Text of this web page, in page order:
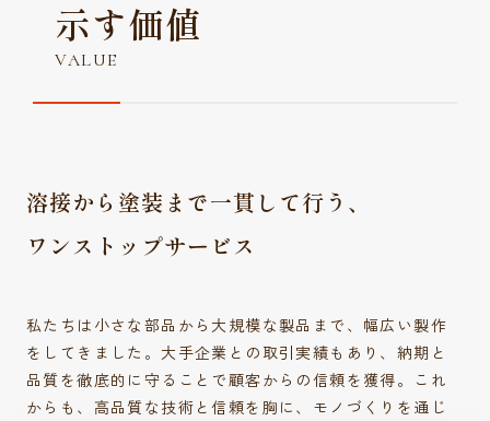
示す価値
VALUE
溶接から塗装まで一貫して行う、
ワンストップサービス
私たちは小さな部品から大規模な製品まで、幅広い製作
をしてきました。大手企業との取引実績もあり、納期と
品質を徹底的に守ることで顧客からの信頼を獲得。これ
からも、高品質な技術と信頼を胸に、モノづくりを通じ